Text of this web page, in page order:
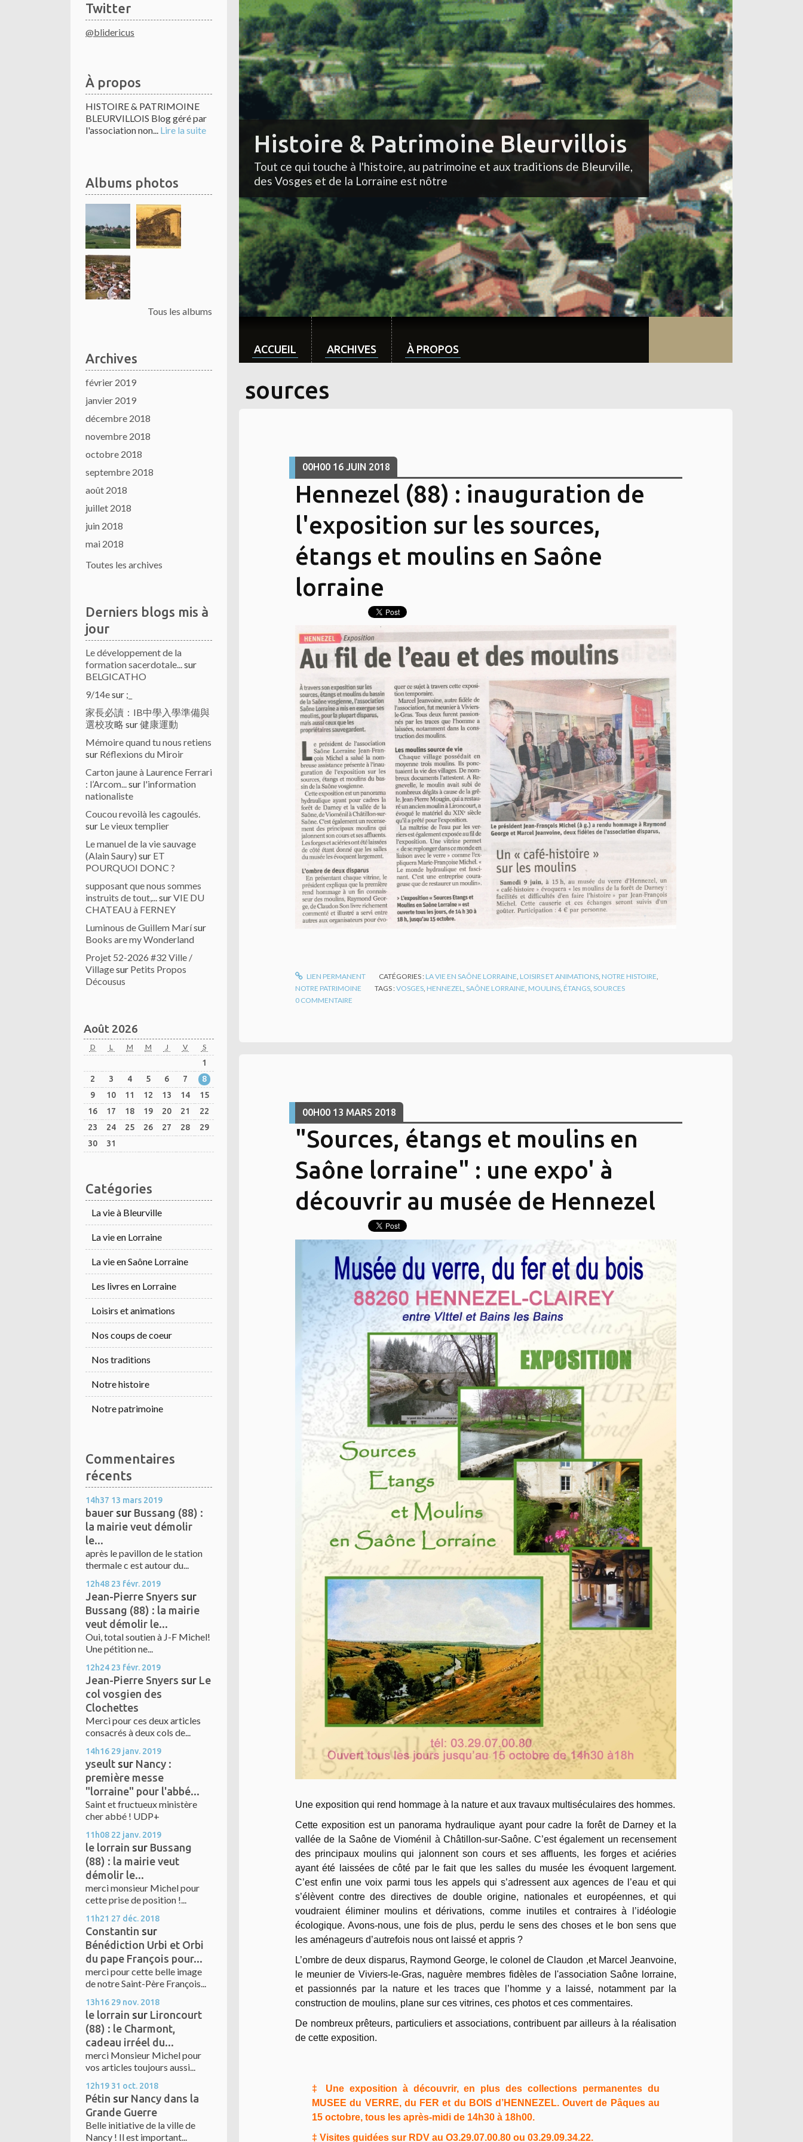
Twitter
@blidericus
À propos
HISTOIRE & PATRIMOINE
BLEURVILLOIS Blog géré par
l'association non... Lire la suite
Albums photos
Tous les albums
Archives
février 2019
janvier 2019
décembre 2018
novembre 2018
octobre 2018
septembre 2018
août 2018
juillet 2018
juin 2018
mai 2018
Toutes les archives
Derniers blogs mis à
jour
Le développement de la
formation sacerdotale...sur
BELGICATHO
9/14esur ;_
家長必讀：IB中學入學準備與
選校攻略 sur健康運動
Mémoire quand tu nous retiens
sur Réflexions du Miroir
Carton jaune à Laurence Ferrari
: l’Arcom...sur l'information
nationaliste
Coucou revoilà les cagoulés.
sur Le vieux templier
Le manuel de la vie sauvage
(Alain Saury) sur ET
POURQUOI DONC ?
supposant que nous sommes
instruits de tout,...surVIE DU
CHATEAU à FERNEY
Luminous de Guillem Marísur
Books are my Wonderland
Projet 52-2026 #32 Ville /
Villagesur Petits Propos
Décousus
Août 2026
D L M M J V S
1
2
3 4 5 6 7
8
9
10 11 12 13 14
15
16
17 18 19 20 21
22
23
24 25 26 27 28
29
30
31
Catégories
La vie à Bleurville
La vie en Lorraine
La vie en Saône Lorraine
Les livres en Lorraine
Loisirs et animations
Nos coups de coeur
Nos traditions
Notre histoire
Notre patrimoine
Commentaires
récents
14h37 13 mars 2019
bauer sur Bussang (88) :
la mairie veut démolir
le...
après le pavillon de le station
thermale c est autour du...
12h48 23 févr. 2019
Jean-Pierre Snyers sur
Bussang (88) : la mairie
veut démolir le...
Oui, total soutien à J-F Michel!
Une pétition ne...
12h24 23 févr. 2019
Jean-Pierre Snyers sur Le
col vosgien des
Clochettes
Merci pour ces deux articles
consacrés à deux cols de...
14h16 29 janv. 2019
yseult sur Nancy :
première messe
"lorraine" pour l'abbé...
Saint et fructueux ministère
cher abbé ! UDP+
11h08 22 janv. 2019
le lorrain sur Bussang
(88) : la mairie veut
démolir le...
merci monsieur Michel pour
cette prise de position !...
11h21 27 déc. 2018
Constantin sur
Bénédiction Urbi et Orbi
du pape François pour...
merci pour cette belle image
de notre Saint-Père François...
13h16 29 nov. 2018
le lorrain sur Lironcourt
(88) : le Charmont,
cadeau irréel du...
merci Monsieur Michel pour
vos articles toujours aussi...
12h19 31 oct. 2018
Pétin sur Nancy dans la
Grande Guerre
Belle initiative de la ville de
Nancy ! Il est important...
Histoire & Patrimoine Bleurvillois
Tout ce qui touche à l'histoire, au patrimoine et aux traditions de Bleurville,
des Vosges et de la Lorraine est nôtre
ACCUEIL ARCHIVES À PROPOS
sources
00H00 16 JUIN 2018
Hennezel (88) : inauguration de
l'exposition sur les sources,
étangs et moulins en Saône
lorraine
LIEN PERMANENT CATÉGORIES : LA VIE EN SAÔNE LORRAINE LOISIRS ET ANIMATIONS NOTRE HISTOIRE
NOTRE PATRIMOINE
TAGS :VOSGES HENNEZEL SAÔNE LORRAINE MOULINS ÉTANGS SOURCES
0 COMMENTAIRE
00H00 13 MARS 2018
"Sources, étangs et moulins en
Saône lorraine" : une expo' à
découvrir au musée de Hennezel
Une exposition qui rend hommage à la nature et aux travaux multiséculaires des hommes.
Cette exposition est un panorama hydraulique ayant pour cadre la forêt de Darney et la
vallée de la Saône de Vioménil à Châtillon-sur-Saône. C’est également un recensement
des principaux moulins qui jalonnent son cours et ses affluents, les forges et aciéries
ayant été laissées de côté par le fait que les salles du musée les évoquent largement.
C’est enfin une voix parmi tous les appels qui s’adressent aux agences de l’eau et qui
s’élèvent contre des directives de double origine, nationales et européennes, et qui
voudraient éliminer moulins et dérivations, comme inutiles et contraires à l’idéologie
écologique. Avons-nous, une fois de plus, perdu le sens des choses et le bon sens que
les aménageurs d’autrefois nous ont laissé et appris ?
L’ombre de deux disparus, Raymond George, le colonel de Claudon ,et Marcel Jeanvoine,
le meunier de Viviers-le-Gras, naguère membres fidèles de l'association Saône lorraine,
et passionnés par la nature et les traces que l’homme y a laissé, notamment par la
construction de moulins, plane sur ces vitrines, ces photos et ces commentaires.
De nombreux prêteurs, particuliers et associations, contribuent par ailleurs à la réalisation
de cette exposition.
‡ Une exposition à découvrir, en plus des collections permanentes du
MUSEE du VERRE, du FER et du BOIS d’HENNEZEL. Ouvert de Pâques au
15 octobre, tous les après-midi de 14h30 à 18h00.
‡ Visites guidées sur RDV au O3.29.07.00.80 ou 03.29.09.34.22.